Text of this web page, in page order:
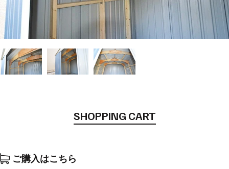
SHOPPING CART
ご購入はこちら